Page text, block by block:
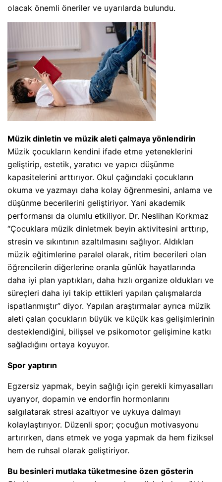
olacak önemli öneriler ve uyarılarda bulundu.
Müzik dinletin ve müzik aleti çalmaya yönlendirin
Müzik çocukların kendini ifade etme yeteneklerini
geliştirip, estetik, yaratıcı ve yapıcı düşünme
kapasitelerini arttırıyor. Okul çağındaki çocukların
okuma ve yazmayı daha kolay öğrenmesini, anlama ve
düşünme becerilerini geliştiriyor. Yani akademik
performansı da olumlu etkiliyor. Dr. Neslihan Korkmaz
“Çocuklara müzik dinletmek beyin aktivitesini arttırıp,
stresin ve sıkıntının azaltılmasını sağlıyor. Aldıkları
müzik eğitimlerine paralel olarak, ritim becerileri olan
öğrencilerin diğerlerine oranla günlük hayatlarında
daha iyi plan yaptıkları, daha hızlı organize oldukları ve
süreçleri daha iyi takip ettikleri yapılan çalışmalarda
ispatlanmıştır” diyor. Yapılan araştırmalar ayrıca müzik
aleti çalan çocukların büyük ve küçük kas gelişimlerinin
desteklendiğini, bilişsel ve psikomotor gelişimine katkı
sağladığını ortaya koyuyor.
Spor yaptırın
Egzersiz yapmak, beyin sağlığı için gerekli kimyasalları
uyarıyor, dopamin ve endorfin hormonlarını
salgılatarak stresi azaltıyor ve uykuya dalmayı
kolaylaştırıyor. Düzenli spor; çocuğun motivasyonu
artırırken, dans etmek ve yoga yapmak da hem fiziksel
hem de ruhsal olarak geliştiriyor.
Bu besinleri mutlaka tüketmesine özen gösterin